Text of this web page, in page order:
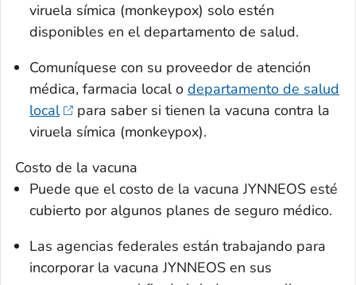
viruela símica (monkeypox) solo estén
disponibles en el departamento de salud.
Comuníquese con su proveedor de atención
médica, farmacia local o departamento de salud
local
para saber si tienen la vacuna contra la
viruela símica (monkeypox).
Costo de la vacuna
Puede que el costo de la vacuna JYNNEOS esté
cubierto por algunos planes de seguro médico.
Las agencias federales están trabajando para
incorporar la vacuna JYNNEOS en sus